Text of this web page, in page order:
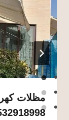
مظلات
0532918998 بشركة ظل